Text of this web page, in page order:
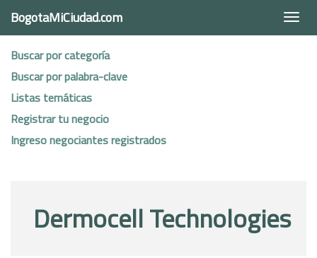
BogotaMiCiudad.com
Buscar por categoría
Buscar por palabra-clave
Listas temáticas
Registrar tu negocio
Ingreso negociantes registrados
Dermocell Technologies